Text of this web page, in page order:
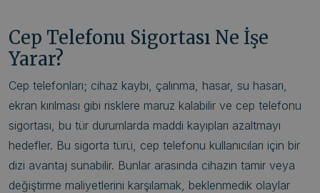
Cep Telefonu Sigortası Ne İşe
Yarar?
Cep telefonları; cihaz kaybı, çalınma, hasar, su hasarı,
ekran kırılması gibi risklere maruz kalabilir ve cep telefonu
sigortası, bu tür durumlarda maddi kayıpları azaltmayı
hedefler. Bu sigorta türü, cep telefonu kullanıcıları için bir
dizi avantaj sunabilir. Bunlar arasında cihazın tamir veya
değiştirme maliyetlerini karşılamak, beklenmedik olaylar